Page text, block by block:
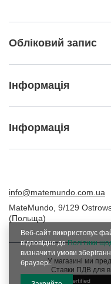
Обліковий запис
Інформація
Інформація
info@matemundo.com.ua
MateMundo 9/129
(Польща)
У магазині ми
Ставки ПДВ для
Веб-сайт використовує
відповідно доПолітики
визначити умови
браузері.